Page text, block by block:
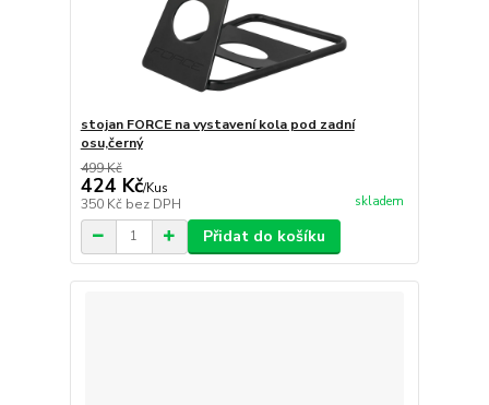
stojan FORCE na vystavení kola pod zadní
osu,černý
499 Kč
424 Kč/Kus
350 Kč bez DPH skladem
Přidat do košíku